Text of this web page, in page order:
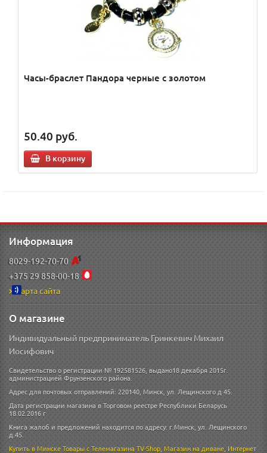
Часы-браслет Пандора черные с золотом
50.40 руб.
В корзину
Информация
8029-192-70-70
+375 29 858-00-18
Карта сайта
О магазине
Индивидуальный предприниматель Гринкевич Михаил
Иосифович
Свидетельство о регистрации № 192581526, выдано18 декабря 2015г.
администрацией Фрунзенского района.
Адрес для почтовых отправлений: 220140, Минск, ул. Лещинского д 45.
Дата регистрации магазина в Торговом реестре Республики Беларусь
18.02.2016 г
Книга жалоб и предложений находится по адресу: г.Минск, ул. Лещинского
д.45.
Купить в МинскеТовары с Телемагазина TV-Shop,Магазин на диване,Интернет